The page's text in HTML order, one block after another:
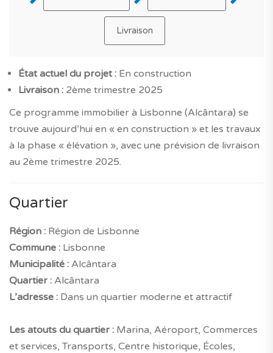
Livraison
État actuel du projet : En construction
Livraison : 2ème trimestre 2025
Ce programme immobilier à Lisbonne (Alcântara) se
trouve aujourd’hui en « en construction » et les travaux
à la phase « élévation », avec une prévision de livraison
au 2ème trimestre 2025.
Quartier
Région : Région de Lisbonne
Commune : Lisbonne
Municipalité : Alcântara
Quartier : Alcântara
L’adresse : Dans un quartier moderne et attractif
Les atouts du quartier : Marina, Aéroport, Commerces
et services, Transports, Centre historique, Écoles,